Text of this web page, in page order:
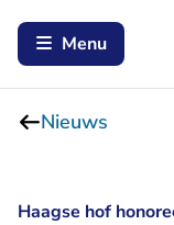
Menu
Nieuws
Haagse hof